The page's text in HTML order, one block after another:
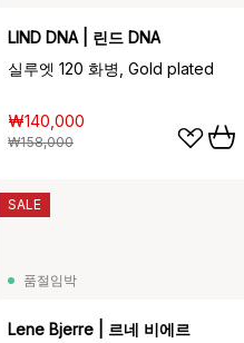
LIND DNA | 린드 DNA
실루엣 120 화병, Gold plated
₩140,000
₩158,000
품절임박
Lene Bjerre | 르네 비에르
SALE